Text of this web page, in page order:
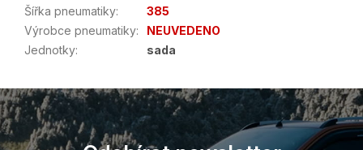
Šířka pneumatiky:
385
Výrobce pneumatiky:
NEUVEDENO
Jednotky: sada
Z
á
p